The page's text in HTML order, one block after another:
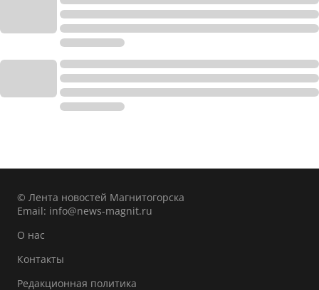
© Лента новостей Магнитогорска
Email: info@news-magnit.ru
О нас
Контакты
Редакционная политика